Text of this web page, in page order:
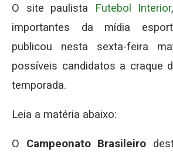
O site paulista Futebol Interior
importantes da mídia
publicou nesta sexta-feira
possíveis candidatos a craque
temporada.
Leia a matéria abaixo:
O Campeonato Brasileiro